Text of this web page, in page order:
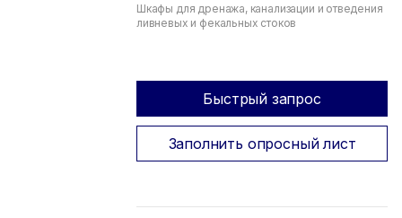
Шкафы для дренажа, канализации и отведения
ливневых и фекальных стоков
Быстрый запрос
Заполнить опросный лист